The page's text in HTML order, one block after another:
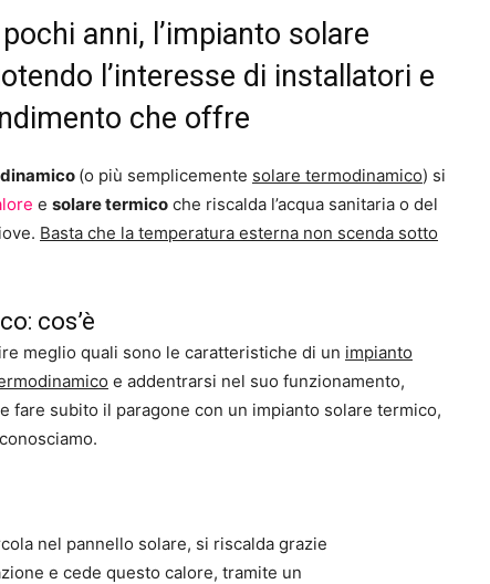
anni, l’impianto solare
l’interesse di installatori e
che offre
(o più semplicemente solare termodinamico) si
e solare termico che riscalda l’acqua sanitaria o del
Basta che la temperatura esterna non scenda sotto
cos’è
meglio quali sono le caratteristiche di un impianto
e addentrarsi nel suo funzionamento,
fare subito il paragone con un impianto solare termico,
nel pannello solare, si riscalda grazie
e cede questo calore, tramite un